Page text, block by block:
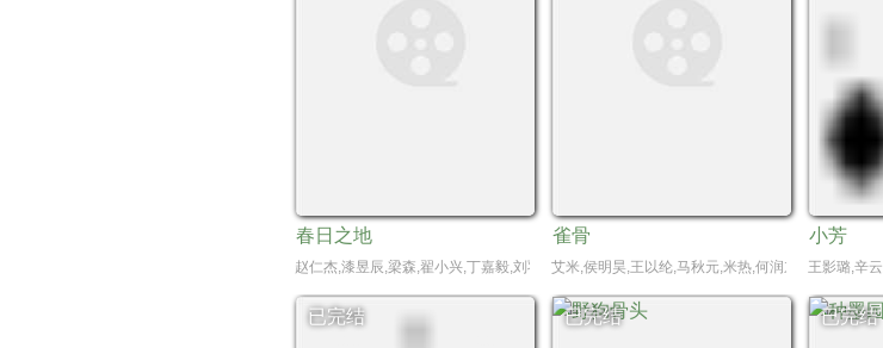
春日之地
赵仁杰,漆昱辰,梁森,翟小兴,丁嘉毅,刘羽琦,康启轩,黄婷,袁姗姗,袁文康,徐开骋,洪天照,王润泽
雀骨
艾米,侯明昊,王以纶,马秋元,米热,何润东,刘令姿,郑
小芳
王影璐,辛
已完结 已完结 已完结